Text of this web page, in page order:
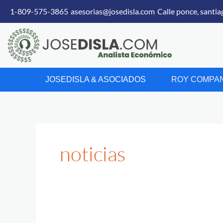
content
1-809-575-3865 asesorias@josedisla.com Calle ponce,
JOSEDISLA & ASOCIADOS ROY
noticias